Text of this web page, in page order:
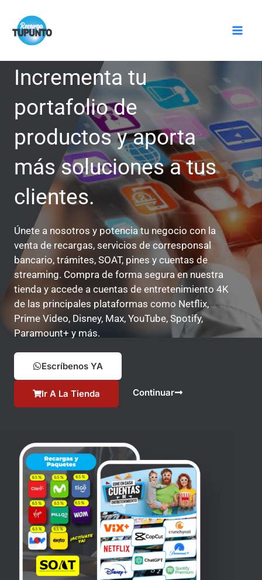
contenido
Incrementa tu
portafolio de
productos y aporta
más soluciones a tus
clientes.
Únete a nosotros y potencia tu negocio con la
venta de recargas, servicios de corresponsal
bancario, trámites, SOAT, pines y cuentas de
streaming. Compra de forma segura en nuestra
tienda y accede a cuentas de entretenimiento 4K
de las principales plataformas como Netflix,
Prime Video, Disney, Max, YouTube, Spotify,
Paramount+ y más.
Escríbenos YA
Ir A La Tienda Continuar